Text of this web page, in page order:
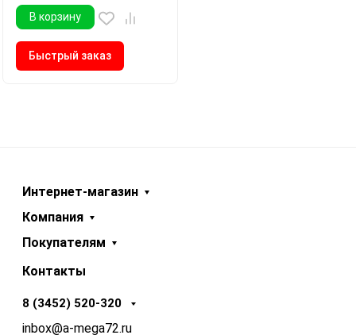
В корзину
Быстрый заказ
Интернет-магазин
Компания
Покупателям
Контакты
8 (3452) 520-320
inbox@a-mega72.ru